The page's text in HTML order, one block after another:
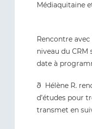
Médiaquitaine
Rencontre avec
niveau du CRM
date à
ð Hélène R.
d’études pour
transmet en